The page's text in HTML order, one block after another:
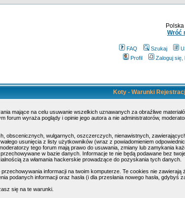
Wróć
FAQ Szukaj
Profil
Zaloguj się,
Koty - Warunki
mające na celu usuwanie wszelkich uznawanych za obraźliwe
forum wyraża poglądy i opinie jego autora a nie administratorów,
obscenicznych, wulgarnych, oszczerczych, nienawistnych,
usunięcia z listy użytkowników (wraz z powiadomieniem
tego forum mają prawo do usuwania, zmiany lub zamykania
w bazie danych. Informacje te nie będą podawane bez
za włamania hackerskie prowadzące do pozyskania tych danych.
informacji na twoim komputerze. Te cookies nie zawierają
podanych informacji oraz hasła (i dla przesłania nowego hasła, gdybyś
się na te warunki.